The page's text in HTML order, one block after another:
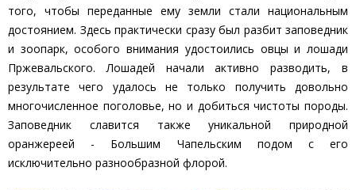
того, чтобы переданные ему земли стали национальным
достоянием. Здесь практически сразу был разбит заповедник
и зоопарк, особого внимания удостоились овцы и лошади
Пржевальского. Лошадей начали активно разводить, в
результате чего удалось не только получить довольно
многочисленное поголовье, но и добиться чистоты породы.
Заповедник славится также уникальной природной
оранжереей - Большим Чапельским подом с его
исключительно разнообразной флорой.